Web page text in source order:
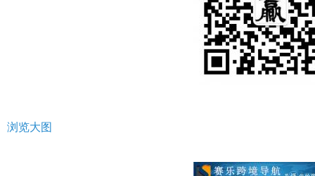
浏览大图